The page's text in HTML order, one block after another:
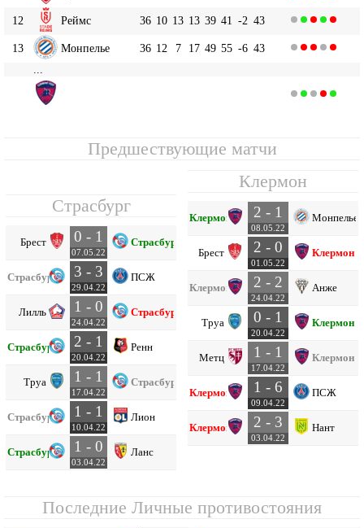
12 Реймс 36 10 13 13 39 41 -2 43
13 Монпелье 36 12 7 17 49 55 -6 43
Предшествующие матчи
Страсбург
Брест 0 - 1
07.05.22
Страсбург
Страсбург 3 - 3
29.04.22
ПСЖ
Лилль 1 - 0
24.04.22
Страсбург
Страсбург 2 - 1
20.04.22
Ренн
Труа 1 - 1
17.04.22
Страсбург
Страсбург 1 - 1
10.04.22
Лион
Страсбург 1 - 0
03.04.22
Ланс
Клермон
Клермон 2 - 1
08.05.22
Монпелье
Брест 2 - 0
01.05.22
Клермон
Клермон 2 - 2
24.04.22
Анже
Труа 0 - 1
20.04.22
Клермон
Метц 1 - 1
17.04.22
Клермон
Клермон 1 - 6
09.04.22
ПСЖ
Клермон 2 - 3
03.04.22
Нант
Последние Личные противостояния